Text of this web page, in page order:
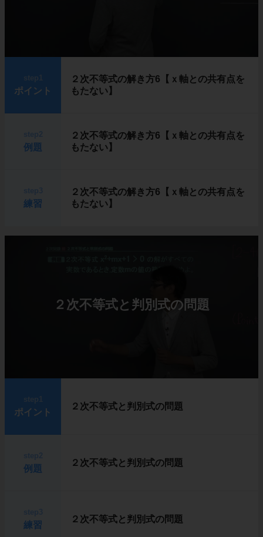
ポイント
２次不等式の解き方6【ｘ軸との共有点を
もたない】
例題
２次不等式の解き方6【ｘ軸との共有点を
もたない】
練習
２次不等式の解き方6【ｘ軸との共有点を
もたない】
２次不等式と判別式の問題
ポイント
２次不等式と判別式の問題
例題
２次不等式と判別式の問題
練習
２次不等式と判別式の問題